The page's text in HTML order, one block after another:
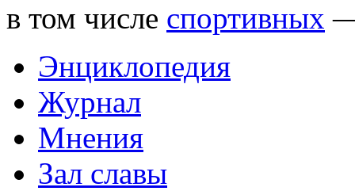
в том числе спортивных
Энциклопедия
Журнал
Мнения
Зал славы